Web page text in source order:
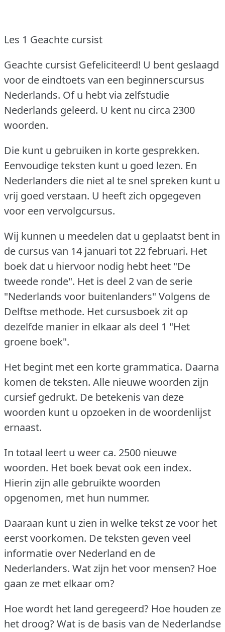
Les 1 Geachte cursist
Geachte cursist Gefeliciteerd! U bent geslaagd
voor de eindtoets van een beginnerscursus
Nederlands. Of u hebt via zelfstudie
Nederlands geleerd. U kent nu circa 2300
woorden.
Die kunt u gebruiken in korte gesprekken.
Eenvoudige teksten kunt u goed lezen. En
Nederlanders die niet al te snel spreken kunt u
vrij goed verstaan. U heeft zich opgegeven
voor een vervolgcursus.
Wij kunnen u meedelen dat u geplaatst bent in
de cursus van 14 januari tot 22 februari. Het
boek dat u hiervoor nodig hebt heet "De
tweede ronde". Het is deel 2 van de serie
"Nederlands voor buitenlanders" Volgens de
Delftse methode. Het cursusboek zit op
dezelfde manier in elkaar als deel 1 "Het
groene boek".
Het begint met een korte grammatica. Daarna
komen de teksten. Alle nieuwe woorden zijn
cursief gedrukt. De betekenis van deze
woorden kunt u opzoeken in de woordenlijst
ernaast.
In totaal leert u weer ca. 2500 nieuwe
woorden. Het boek bevat ook een index.
Hierin zijn alle gebruikte woorden
opgenomen, met hun nummer.
Daaraan kunt u zien in welke tekst ze voor het
eerst voorkomen. De teksten geven veel
informatie over Nederland en de
Nederlanders. Wat zijn het voor mensen? Hoe
gaan ze met elkaar om?
Hoe wordt het land geregeerd? Hoe houden ze
het droog?Wat is de basis van de Nederlandse